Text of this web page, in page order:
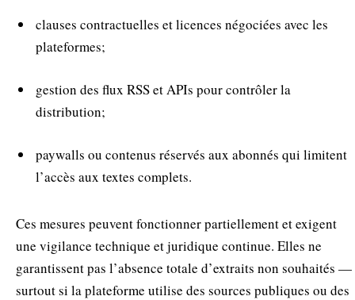
clauses contractuelles et licences négociées avec les
plateformes;
gestion des flux RSS et APIs pour contrôler la
distribution;
paywalls ou contenus réservés aux abonnés qui limitent
l’accès aux textes complets.
Ces mesures peuvent fonctionner partiellement et exigent
une vigilance technique et juridique continue. Elles ne
garantissent pas l’absence totale d’extraits non souhaités —
surtout si la plateforme utilise des sources publiques ou des